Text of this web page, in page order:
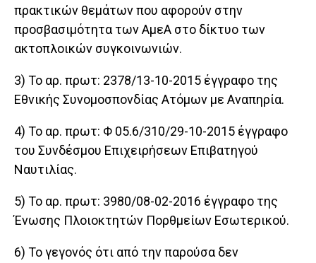
πρακτικών θεμάτων που αφορούν στην
προσβασιμότητα των ΑμεΑ στο δίκτυο των
ακτοπλοικών συγκοινωνιών.
3) Το αρ. πρωτ: 2378/13-10-2015 έγγραφο της
Εθνικής Συνομοσπονδίας Ατόμων με Αναπηρία.
4) Το αρ. πρωτ: Φ 05.6/310/29-10-2015 έγγραφο
του Συνδέσμου Επιχειρήσεων Επιβατηγού
Ναυτιλίας.
5) Το αρ. πρωτ: 3980/08-02-2016 έγγραφο της
Ένωσης Πλοιοκτητών Πορθμείων Εσωτερικού.
6) Το γεγονός ότι από την παρούσα δεν